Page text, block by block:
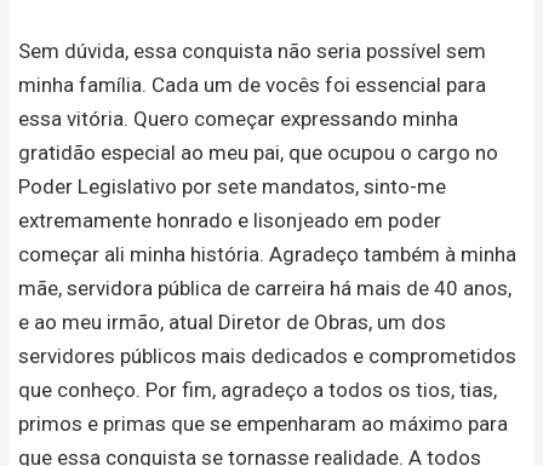
Sem dúvida, essa conquista não seria possível sem
minha família. Cada um de vocês foi essencial para
essa vitória. Quero começar expressando minha
gratidão especial ao meu pai, que ocupou o cargo no
Poder Legislativo por sete mandatos, sinto-me
extremamente honrado e lisonjeado em poder
começar ali minha história. Agradeço também à minha
mãe, servidora pública de carreira há mais de 40 anos,
e ao meu irmão, atual Diretor de Obras, um dos
servidores públicos mais dedicados e comprometidos
que conheço. Por fim, agradeço a todos os tios, tias,
primos e primas que se empenharam ao máximo para
que essa conquista se tornasse realidade. A todos